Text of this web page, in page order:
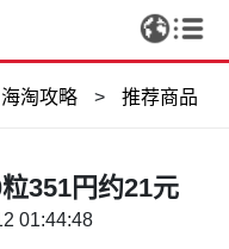
海淘攻略 > 推荐商品
351円约21元
01:44:48